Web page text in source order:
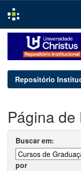
navigation
Repositório
Página de
Buscar em:
por